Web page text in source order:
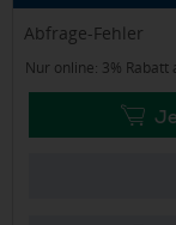
Abfrage-Fehler
Nur online: 3%